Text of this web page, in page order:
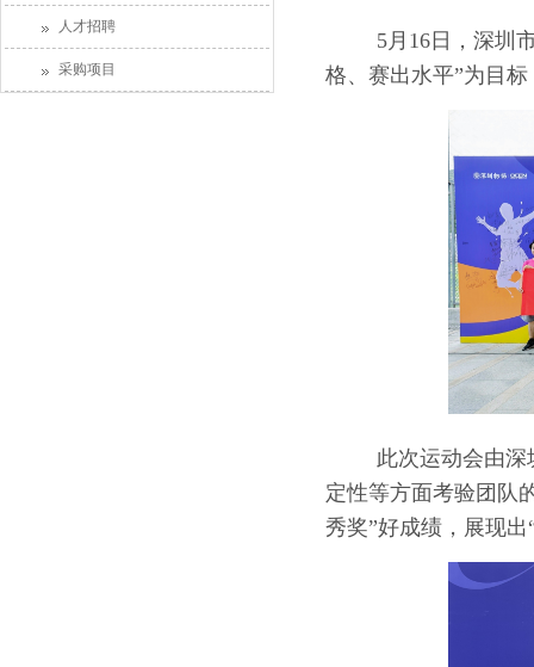
人才招聘
采购项目
5月16日，深圳
格、赛出水平”为目
此次运动会由深
定性等方面考验团队
秀奖”好成绩，展现